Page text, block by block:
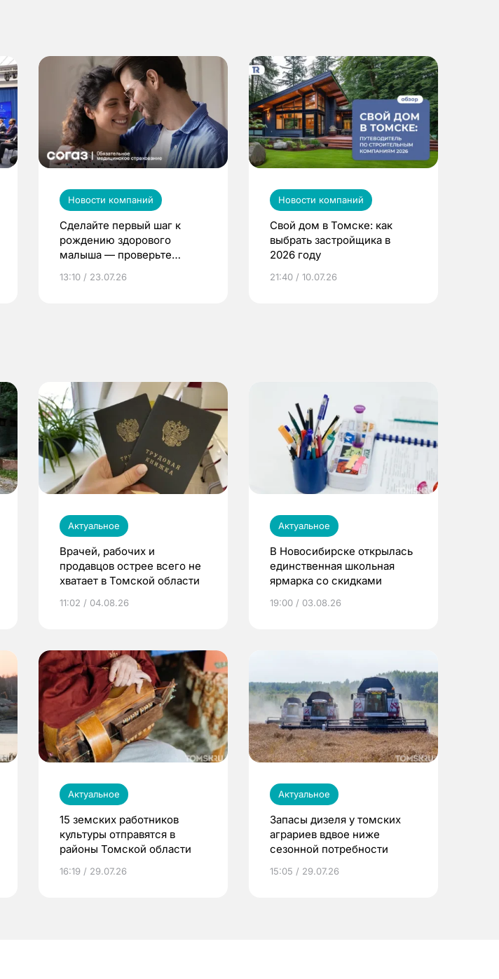
Новости компаний
Сделайте первый шаг к
рождению здорового
малыша — проверьте
по ОМС!
13:10 / 23.07.26
Новости компаний
Свой дом в Томске: как
выбрать застройщика в
2026 году
21:40 / 10.07.26
Актуальное
Врачей, рабочих и
продавцов острее всего не
хватает в Томской области
11:02 / 04.08.26
Актуальное
В Новосибирске открылась
единственная школьная
ярмарка со скидками
19:00 / 03.08.26
Актуальное
15 земских работников
культуры отправятся в
районы Томской области
16:19 / 29.07.26
Актуальное
Запасы дизеля у томских
аграриев вдвое ниже
сезонной потребности
15:05 / 29.07.26